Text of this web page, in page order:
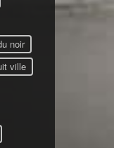
noir
ville